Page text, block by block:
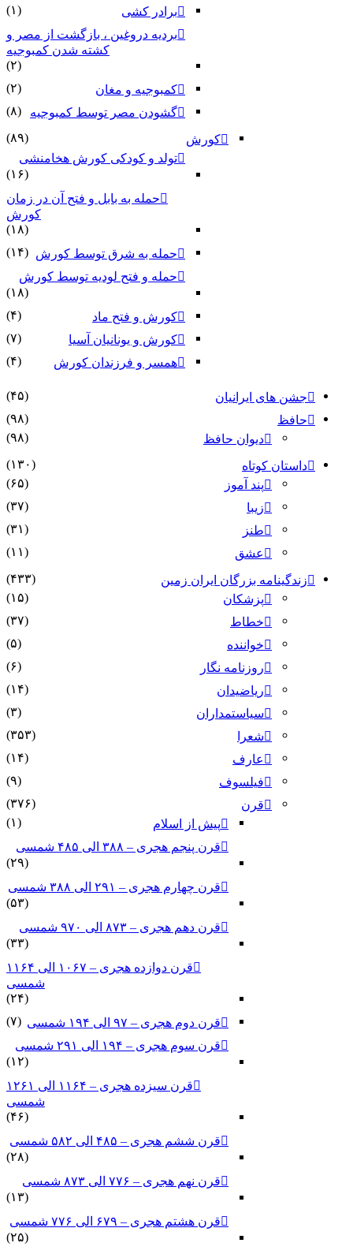
برادر کشی
(۱)
بردیه دروغین ، بازگشت از مصر و
کشته شدن کمبوجیه
(۲)
کمبوجیه و مغان
(۲)
گشودن مصر توسط کمبوجیه
(۸)
کورش
(۸۹)
تولد و کودکی کورش هخامنشی
(۱۶)
حمله به بابل و فتح آن در زمان
کورش
(۱۸)
حمله به شرق توسط کورش (۱۴)
حمله و فتح لودیه توسط کورش
(۱۸)
کورش و فتح ماد
(۴)
کورش و یونانیان آسیا
(۷)
همسر و فرزندان کورش
(۴)
جشن های ایرانیان
(۴۵)
حافظ
(۹۸)
دیوان حافظ
(۹۸)
داستان کوتاه
(۱۳۰)
پند آموز
(۶۵)
زیبا
(۳۷)
طنز
(۳۱)
عشق
(۱۱)
زندگینامه بزرگان ایران زمین
(۴۳۳)
پزشکان
(۱۵)
خطاط
(۳۷)
خواننده
(۵)
روزنامه نگار
(۶)
ریاضیدان
(۱۴)
سیاستمداران
(۳)
شعرا
(۳۵۳)
عارف
(۱۴)
فیلسوف
(۹)
قرن
(۳۷۶)
پیش از اسلام
(۱)
قرن پنجم هجری – ۳۸۸ الی ۴۸۵ شمسی
(۲۹)
قرن چهارم هجری – ۲۹۱ الی ۳۸۸ شمسی
(۵۳)
قرن دهم هجری – ۸۷۳ الی ۹۷۰ شمسی
(۳۳)
قرن دوازده هجری – ۱۰۶۷ الی ۱۱۶۴
شمسی
(۲۴)
قرن دوم هجری – ۹۷ الی ۱۹۴ شمسی
(۷)
قرن سوم هجری – ۱۹۴ الی ۲۹۱ شمسی
(۱۲)
قرن سیزده هجری – ۱۱۶۴ الی ۱۲۶۱
شمسی
(۴۶)
قرن ششم هجری – ۴۸۵ الی ۵۸۲ شمسی
(۲۸)
قرن نهم هجری – ۷۷۶ الی ۸۷۳ شمسی
(۱۳)
قرن هشتم هجری – ۶۷۹ الی ۷۷۶ شمسی
(۲۵)